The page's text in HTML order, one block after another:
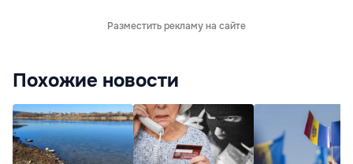
Разместить рекламу на сайте
Похожие новости